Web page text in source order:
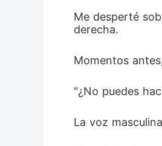
Me desperté
derecha.
Momentos
"¿No puedes
La voz